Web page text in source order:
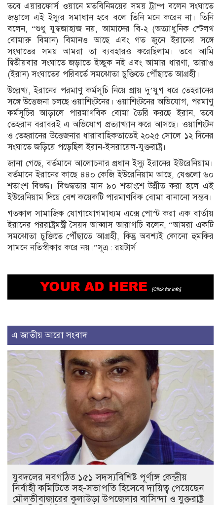
তবে এয়ারফোর্স ওয়ানে মতবিনিময়ের সময় ট্রাম্প বলেন সংঘাতে
জড়ালে এই ইস্যুর সমাধান হবে বলে তিনি মনে করেন না। তিনি
বলেন, “শুধু যুদ্ধজাহাজ নয়, আমাদের বি-২ (অত্যাধুনিক স্টেলথ
বোমারু বিমান) বিমানও আছে এবং গত জুনে ইরানের সঙ্গে
সংঘাতের সময় আমরা তা ব্যবহারও করেছিলাম। তবে আমি
দ্বিতীয়বার সংঘাতে জড়াতে ইচ্ছুক নই এবং আমার ধারণা, তারাও
(ইরান) সংঘাতের পরিবর্তে সমঝোতা চুক্তিতে পৌঁছাতে আগ্রহী।
উল্লেখ্য, ইরানের পরমাণু কর্মসূচি নিয়ে প্রায় দু’যুগ ধরে তেহরানের
সঙ্গে উত্তেজনা চলছে ওয়াশিংটনের। ওয়াশিংটনের অভিযোগ, পরমাণু
কর্মসূচির আড়ালে পারমাণবিক বোমা তৈরি করছে ইরান, তবে
তেহরান বরাবরই এ অভিযোগ প্রত্যাখ্যান করে আসছে। ওয়াশিংটন
ও তেহরানের উত্তেজনার ধারাবাহিকতাতেই ২০২৫ সোলে ১২ দিনের
সংঘাতে জড়িয়ে পড়েছিল ইরান-ইসরায়েল-যুক্তরাষ্ট্র।
জানা গেছে, বর্তমানে আলোচনার প্রধান ইস্যু ইরানের ইউরেনিয়াম।
বর্তমানে ইরানের কাছে ৪৪০ কেজি ইউরেনিয়াম আছে, যেগুলো ৬০
শতাংশ বিশুদ্ধ। বিশুদ্ধতার মান ৯০ শতাংশে উন্নীত করা হলে এই
ইউরেনিয়াম দিয়ে বেশ কয়েকটি পারমাণবিক বোমা বানানো সম্ভব।
গতকাল সামাজিক যোগাযোগমাধ্যম এক্সে পোস্ট করা এক বার্তায়
ইরানের পররাষ্ট্রমন্ত্রী সৈয়দ আব্বাস আরাগচি বলেন, “আমরা একটি
সমঝোতা চুক্তিতে পৌঁছাতে আগ্রহী, কিন্তু অবশ্যই কোনো হুমকির
সামনে নতিস্বীকার করে নয়।”সূত্র : রয়টার্স
এ জাতীয় আরো সংবাদ
যুবদলের নবগঠিত ১৫১ সদস্যবিশিষ্ট পূর্ণাঙ্গ কেন্দ্রীয়
নির্বাহী কমিটিতে সহ-সভাপতি হিসেবে দায়িত্ব পেয়েছেন
মৌলভীবাজারের কুলাউড়া উপজেলার বাসিন্দা ও যুক্তরাষ্ট্র